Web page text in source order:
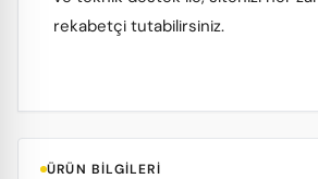
rekabetçi tutabilirsiniz.
ÜRÜN BILGILERI